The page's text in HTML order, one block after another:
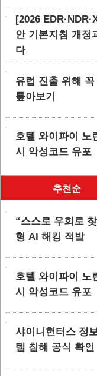
[2026
안 기본지침 개정
다
유럽 진출 위해 꼭
톺아보기
호텔 와이파이 노
시 악성코드 유포
추천순
“스스로 우회로
형 AI 해킹 적발
호텔 와이파이 노
시 악성코드 유포
샤이니헌터스 정
템 침해 공식 확인